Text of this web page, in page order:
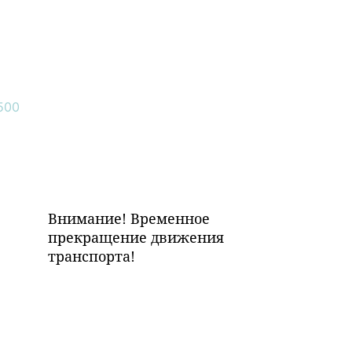
Внимание! Временное
прекращение движения
транспорта!